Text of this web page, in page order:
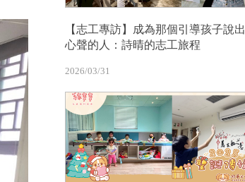
【志工專訪】成為那個引導孩子說出
心聲的人：詩晴的志工旅程
2026/03/31